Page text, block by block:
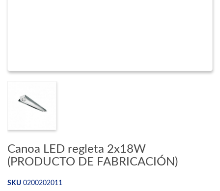
Canoa LED regleta 2x18W
(PRODUCTO DE FABRICACIÓN)
SKU 0200202011